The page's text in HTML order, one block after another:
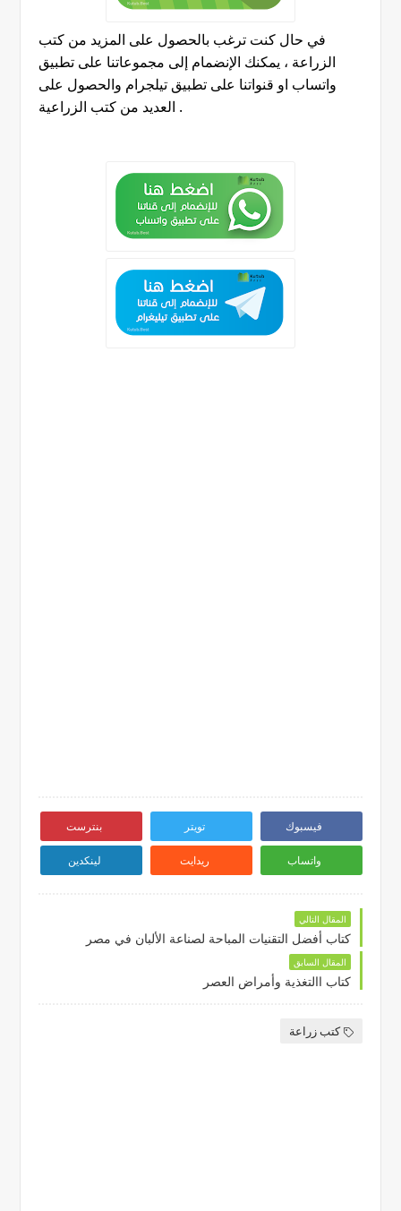
في حال كنت ترغب بالحصول على المزيد من كتب
الزراعة ، يمكنك الإنضمام إلى مجموعاتنا على تطبيق
واتساب او قنواتنا على تطبيق تيلجرام والحصول على
.
فيسبوك تويتر بنترست
واتساب ريدايت لينكدين
المقال التالي
كتاب أفضل التقنيات المباحة لصناعة الألبان في مصر
المقال السابق
كتاب االتغذية وأمراض العصر
كتب زراعة